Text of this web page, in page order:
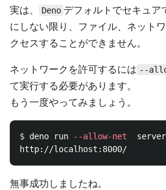
実は、
Deno デフォルトでセキュア
にしない限り、ファイル、ネット
クセスすることができません。
ネットワークを許可するには --
て実行する必要があります。
もう一度やってみましょう。
$ deno run --allow-net
無事成功しましたね。